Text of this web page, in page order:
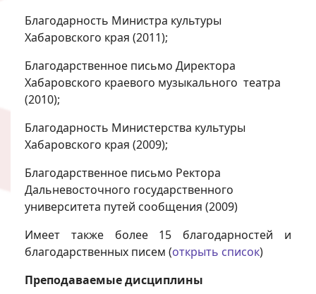
Благодарность Министра культуры
Хабаровского края (2011);
Благодарственное письмо Директора
Хабаровского краевого музыкального театра
(2010);
Благодарность Министерства культуры
Хабаровского края (2009);
Благодарственное письмо Ректора
Дальневосточного государственного
университета путей сообщения (2009)
Имеет также более 15 благодарностей и
благодарственных писем (открыть список)
Преподаваемые дисциплины